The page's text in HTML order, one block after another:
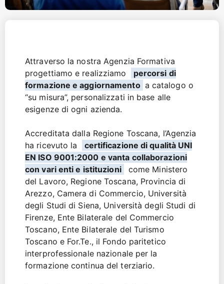
Attraverso la nostra Agenzia Formativa
progettiamo e realizziamo
percorsi di
formazione e aggiornamento a catalogo o
“su misura”, personalizzati in base alle
esigenze di ogni azienda.
Accreditata dalla Regione Toscana, l’Agenzia
ha ricevuto la
certificazione di qualità UNI
EN ISO 9001:2000 e vanta collaborazioni
con vari enti e istituzioni
come Ministero
del Lavoro, Regione Toscana, Provincia di
Arezzo, Camera di Commercio, Università
degli Studi di Siena, Università degli Studi di
Firenze, Ente Bilaterale del Commercio
Toscano, Ente Bilaterale del Turismo
Toscano e For.Te., il Fondo paritetico
interprofessionale nazionale per la
formazione continua del terziario.